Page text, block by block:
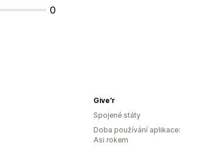
0
Give'r
Spojené státy
Doba používání aplikace:
Asi rokem